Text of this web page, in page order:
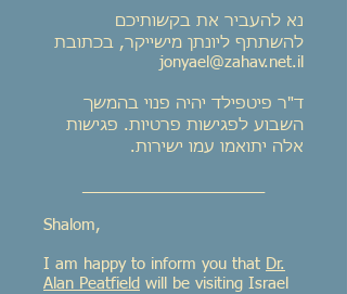
נא להעביר את בקשותיכם
להשתתף ליונתן מישייקר, בכתובת
jonyael@zahav.net.il
ד"ר פיטפילד יהיה פנוי בהמשך
השבוע לפגישות פרטיות. פגישות
אלה יתואמו עמו ישירות.
Shalom,
I am happy to inform you that Dr.
Alan Peatfield will be visiting Israel